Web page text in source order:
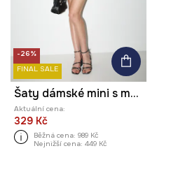
-26%
FINAL SALE
Šaty dámské mini s metalickou nití
Aktuální cena:
329 Kč
Běžná cena: 989 Kč
Nejnižší cena: 449 Kč